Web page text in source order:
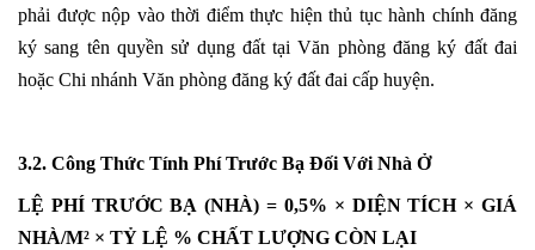
phải được nộp vào thời điểm thực hiện thủ tục hành chính đăng
ký sang tên quyền sử dụng đất tại Văn phòng đăng ký đất đai
hoặc Chi nhánh Văn phòng đăng ký đất đai cấp huyện.
3.2. Công Thức Tính Phí Trước Bạ Đối Với Nhà Ở
LỆ PHÍ TRƯỚC BẠ (NHÀ) = 0,5% × DIỆN TÍCH × GIÁ
NHÀ/M² × TỶ LỆ % CHẤT LƯỢNG CÒN LẠI